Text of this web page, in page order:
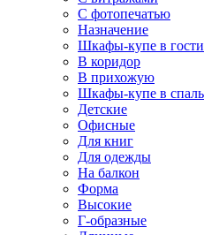
С фотопечатью
Назначение
Шкафы-купе в
В коридор
В прихожую
Шкафы-купе в
Детские
Офисные
Для книг
Для одежды
На балкон
Форма
Высокие
Г-образные